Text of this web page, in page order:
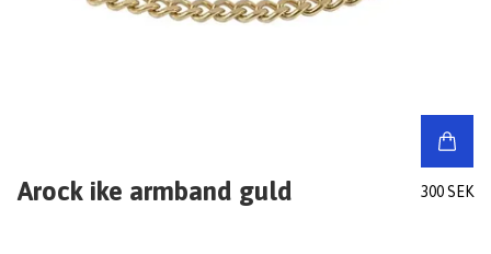
Arock ike armband guld 300 SEK